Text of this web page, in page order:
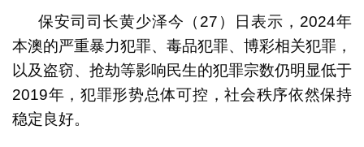
保安司司长黄少泽今（27）日表示，2024年
本澳的严重暴力犯罪、毒品犯罪、博彩相关犯罪，
以及盗窃、抢劫等影响民生的犯罪宗数仍明显低于
2019年，犯罪形势总体可控，社会秩序依然保持
稳定良好。